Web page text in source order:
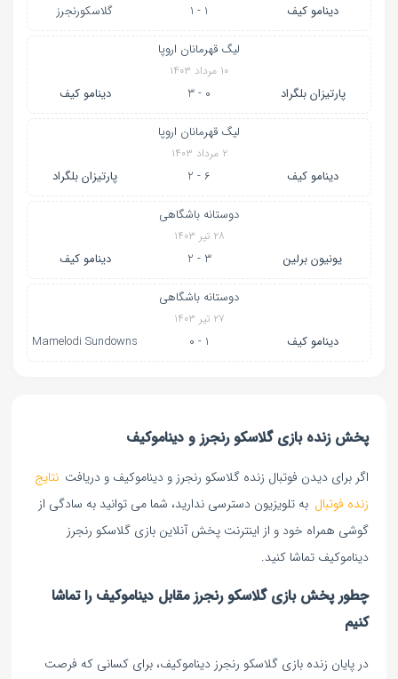
دینامو کیف 1 - 1 گلاسکورنجرز
لیگ قهرمانان اروپا
۱۰ مرداد ۱۴۰۳
پارتیزان بلگراد 0 - 3 دینامو کیف
لیگ قهرمانان اروپا
۲ مرداد ۱۴۰۳
دینامو کیف 6 - 2 پارتیزان بلگراد
دوستانه باشگاهی
۲۸ تیر ۱۴۰۳
یونیون برلین 3 - 2 دینامو کیف
دوستانه باشگاهی
۲۷ تیر ۱۴۰۳
دینامو کیف 1 - 0
Mamelodi Sundowns
پخش زنده بازی گلاسکو رنجرز و دیناموکیف
اگر برای دیدن فوتبال زنده گلاسکو رنجرز و دیناموکیف و دریافت نتایج
زنده فوتبال به تلویزیون دسترسی ندارید، شما می توانید به سادگی از
گوشی همراه خود و از اینترنت پخش آنلاین بازی گلاسکو رنجرز
دیناموکیف تماشا کنید.
چطور پخش بازی گلاسکو رنجرز مقابل دیناموکیف را تماشا
کنیم
در پایان زنده بازی گلاسکو رنجرز دیناموکیف، برای کسانی که فرصت